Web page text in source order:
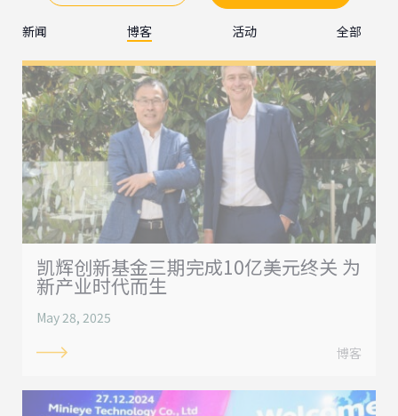
新闻 博客 活动 全部
凯辉创新基金三期完成10亿美元终关 为
新产业时代而生
May 28, 2025
博客